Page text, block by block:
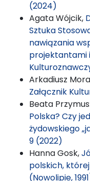
(2024)
Agata Wójcik,
Sztuka
nawiązania
projektantami
Arkadiusz
Załącznik
Beata
Polska? Czy
żydowskiego
9 (2022)
Hanna Gosk,
polskich,
(Nowolipie,